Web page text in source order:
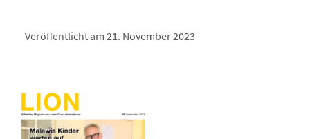
Veröffentlicht am 21. November 2023